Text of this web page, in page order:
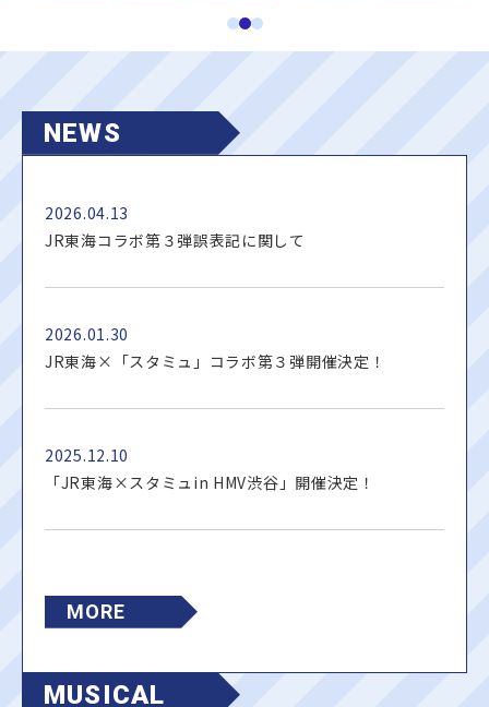
NEWS
2026.04.13
JR東海コラボ第３弾誤表記に関して
2026.01.30
JR東海×「スタミュ」コラボ第３弾開催決定！
2025.12.10
「JR東海×スタミュin HMV渋谷」開催決定！
MORE
MUSICAL